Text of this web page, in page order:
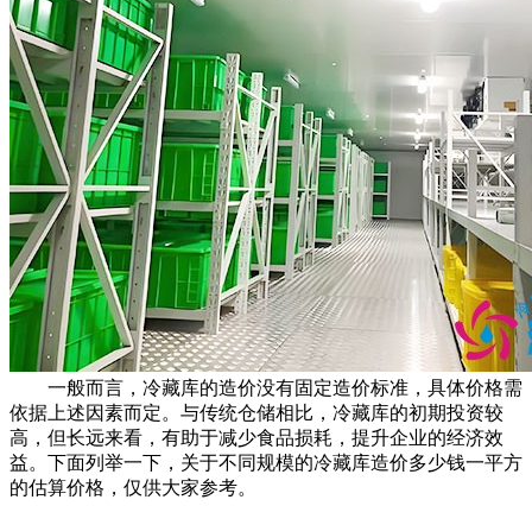
一般而言，冷藏库的造价没有固定造价标准，具体价格需
依据上述因素而定。与传统仓储相比，冷藏库的初期投资较
高，但长远来看，有助于减少食品损耗，提升企业的经济效
益。下面列举一下，关于不同规模的冷藏库造价多少钱一平方
的估算价格，仅供大家参考。